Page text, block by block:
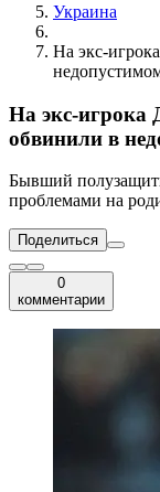
Украина
На экс-
На экс-игрока
обвинили в
Бывший
проблемами на
Поделиться
0
комментарии